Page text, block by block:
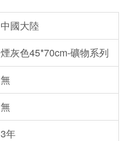
中國大陸
煙灰色45*70cm-礦物系列
無
無
3年